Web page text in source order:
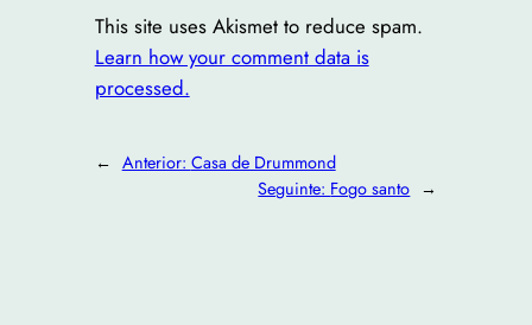
This site uses Akismet to reduce spam.
Learn how your comment data is
processed.
← Anterior: Casa de Drummond
Seguinte: Fogo santo →